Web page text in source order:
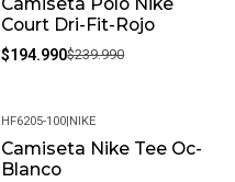
-19%
Court Dri-Fit-Rojo
$194.990$239.990
-24%
HF6205-100|NIKE
Camiseta Nike Tee Oc-
Blanco